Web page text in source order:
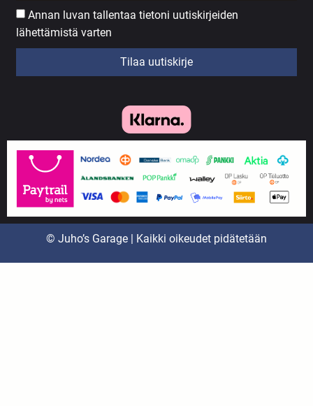
Annan luvan tallentaa tietoni uutiskirjeiden
lähettämistä varten
Tilaa uutiskirje
© Juho’s Garage | Kaikki oikeudet pidätetään